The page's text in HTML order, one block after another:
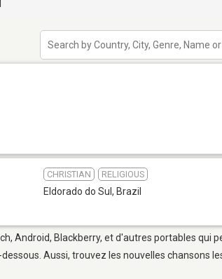
CHRISTIAN RELIGIOUS
Eldorado do Sul , Brazil
Android, Blackberry, et d'autres portables qui
Aussi, trouvez les nouvelles chansons